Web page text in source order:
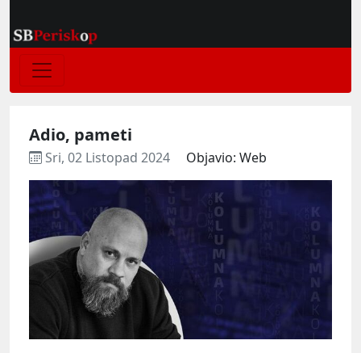
Adio, pameti
Sri, 02 Listopad 2024 Objavio: Web